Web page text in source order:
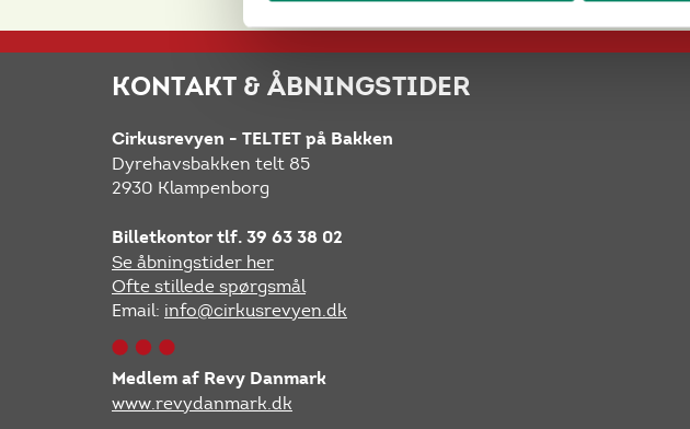
KONTAKT & ÅBNINGSTIDER
Cirkusrevyen - TELTET på Bakken
Dyrehavsbakken telt 85
2930 Klampenborg
Billetkontor tlf. 39 63 38 02
Se åbningstider her
Ofte stillede spørgsmål
Email: info@cirkusrevyen.dk
Medlem af Revy Danmark
www.revydanmark.dk